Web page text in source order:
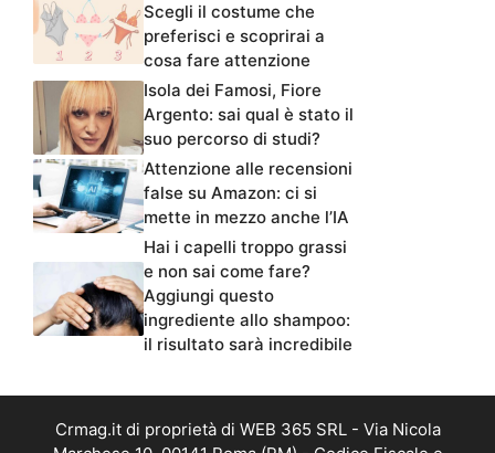
Scegli il costume che
preferisci e scoprirai a
cosa fare attenzione
Isola dei Famosi, Fiore
Argento: sai qual è stato il
suo percorso di studi?
Attenzione alle recensioni
false su Amazon: ci si
mette in mezzo anche l’IA
Hai i capelli troppo grassi
e non sai come fare?
Aggiungi questo
ingrediente allo shampoo:
il risultato sarà incredibile
Crmag.it di proprietà di WEB 365 SRL - Via Nicola